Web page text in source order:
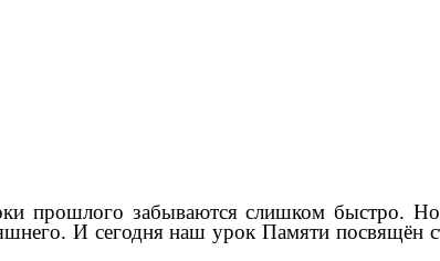
прошлого забываются слишком быстро.
И сегодня наш урок Памяти